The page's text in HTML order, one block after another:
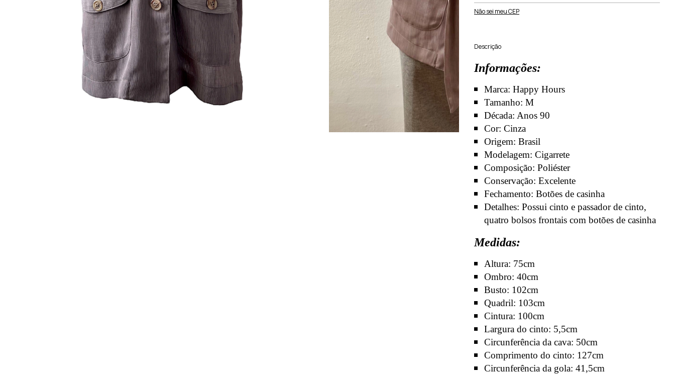
Não sei meu CEP
Descrição
Informações:
Marca: Happy Hours
Tamanho: M
Década: Anos 90
Cor: Cinza
Origem: Brasil
Modelagem: Cigarrete
Composição: Poliéster
Conservação: Excelente
Fechamento: Botões de casinha
Detalhes: Possui cinto e passador de cinto,
quatro bolsos frontais com botões de casinha
Medidas:
Altura: 75cm
Ombro: 40cm
Busto: 102cm
Quadril: 103cm
Cintura: 100cm
Largura do cinto: 5,5cm
Circunferência da cava: 50cm
Comprimento do cinto: 127cm
Circunferência da gola: 41,5cm